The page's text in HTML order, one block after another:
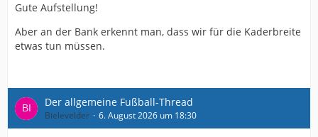
Gute Aufstellung!
Aber an der Bank erkennt man, dass wir für die Kaderbreite
etwas tun müssen.
Der allgemeine Fußball-Thread
Bielevelder 6. August 2026 um 18:30